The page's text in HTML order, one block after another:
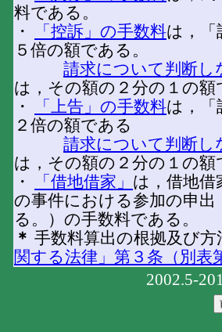
料である。
・
「控訴」の手数料は，「
５倍の額である。
請求について判断し
は，その額の２分の１の額
・
「上告」の手数料は，「
２倍の額である
請求について判断し
は，その額の２分の１の額
・
「借地借家」 は，借地借
の事件における参加の申
る。）の手数料である。
＊ 手数料算出の根拠及び
関する法律」第３条（別表
2002.5-